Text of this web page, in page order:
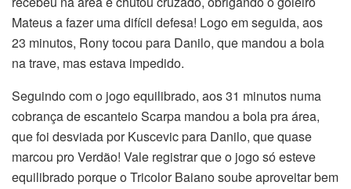
Mateus a fazer uma difícil defesa! Logo em seguida, aos
23 minutos, Rony tocou para Danilo, que mandou a bola
na trave, mas estava impedido.
Seguindo com o jogo equilibrado, aos 31 minutos numa
cobrança de escanteio Scarpa mandou a bola pra área,
que foi desviada por Kuscevic para Danilo, que quase
marcou pro Verdão! Vale registrar que o jogo só esteve
equilibrado porque o Tricolor Baiano soube aproveitar bem